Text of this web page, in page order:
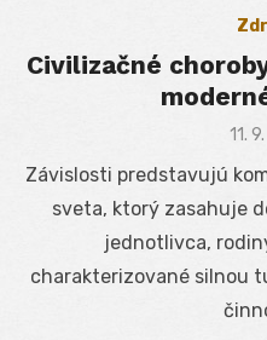
Civilizačné
11.
Závislosti predstavujú
sveta, ktorý zasahuje
jednotlivca,
charakterizované silnou